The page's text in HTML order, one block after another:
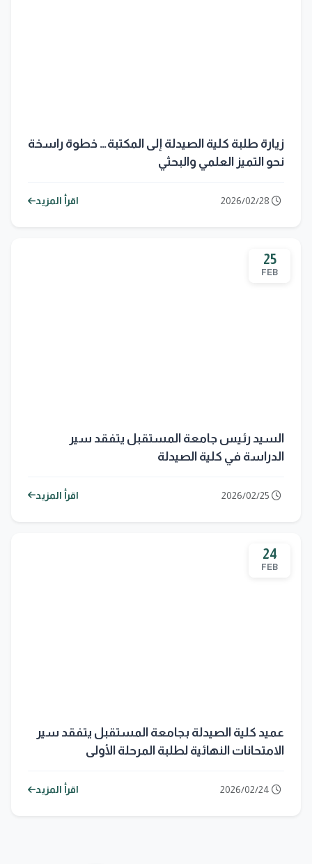
زيارة طلبة كلية الصيدلة إلى المكتبة… خطوة راسخة
نحو التميز العلمي والبحثي
اقرأ المزيد
25
FEB
السيد رئيس جامعة المستقبل يتفقد سير
الدراسة في كلية الصيدلة
اقرأ المزيد
24
FEB
عميد كلية الصيدلة بجامعة المستقبل يتفقد سير
الامتحانات النهائية لطلبة المرحلة الأولى
اقرأ المزيد